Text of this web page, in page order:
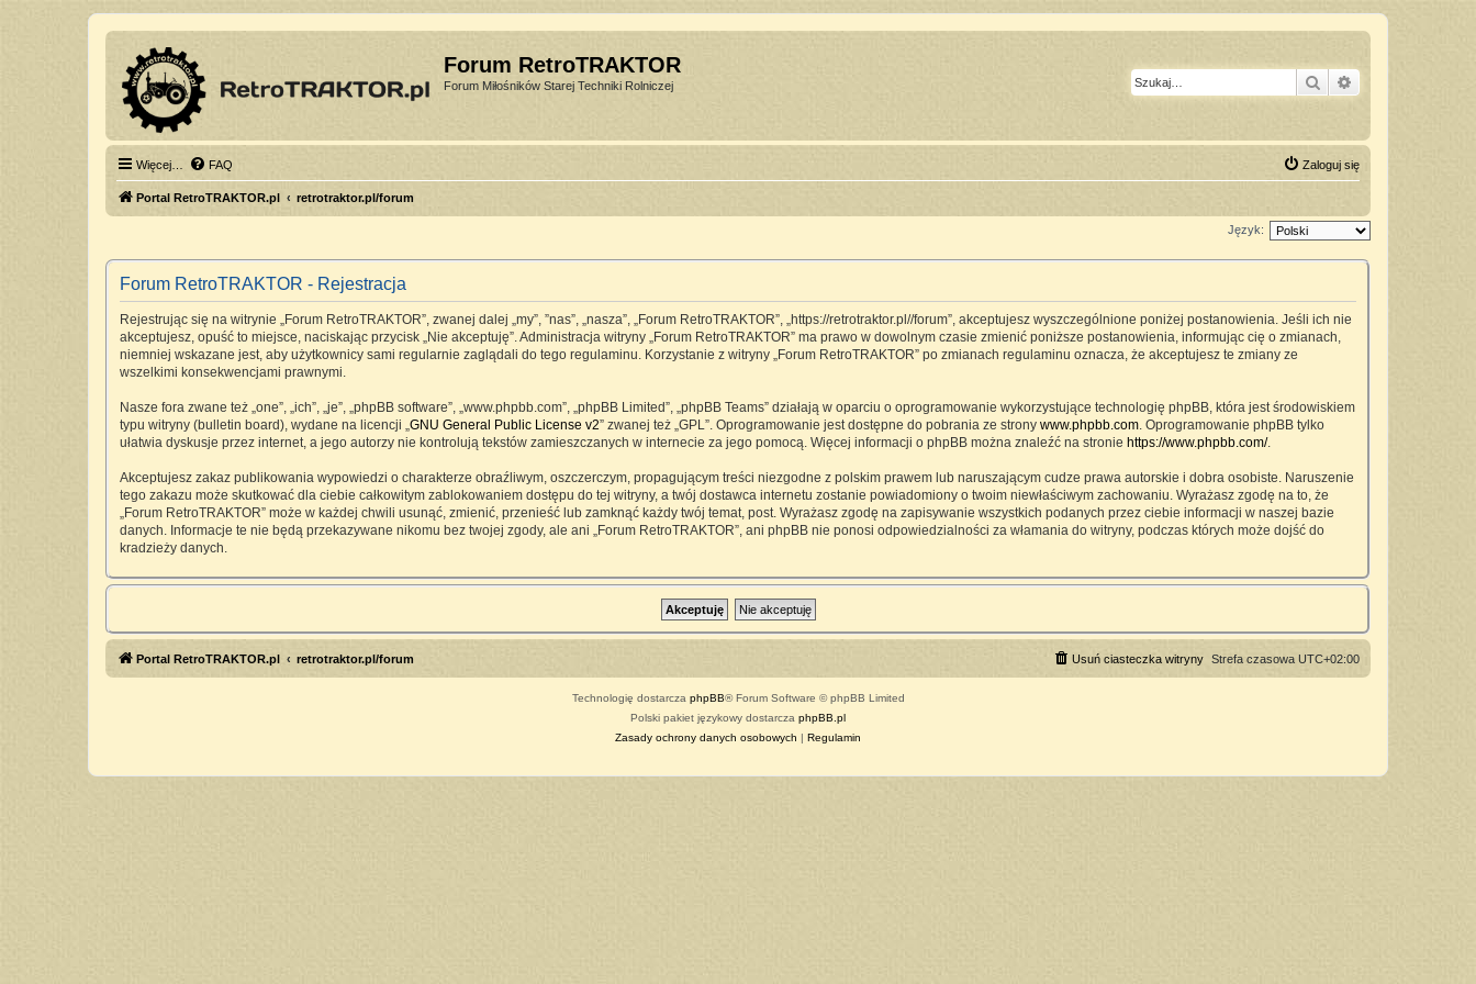
Forum RetroTRAKTOR
Forum Miłośników Starej Techniki Rolniczej Szukaj
Więcej… FAQ Zaloguj się
Portal RetroTRAKTOR.pl retrotraktor.pl/forum
Język:
Forum RetroTRAKTOR - Rejestracja
Rejestrując się na witrynie „Forum RetroTRAKTOR”, zwanej dalej „my”, ”nas”, „nasza”, „Forum RetroTRAKTOR”, „https://retrotraktor.pl//forum”, akceptujesz wyszczególnione poniżej postanowienia. Jeśli ich nie
akceptujesz, opuść to miejsce, naciskając przycisk „Nie akceptuję”. Administracja witryny „Forum RetroTRAKTOR” ma prawo w dowolnym czasie zmienić poniższe postanowienia, informując cię o zmianach,
niemniej wskazane jest, aby użytkownicy sami regularnie zaglądali do tego regulaminu. Korzystanie z witryny „Forum RetroTRAKTOR” po zmianach regulaminu oznacza, że akceptujesz te zmiany ze
wszelkimi konsekwencjami prawnymi.
Nasze fora zwane też „one”, „ich”, „je”, „phpBB software”, „www.phpbb.com”, „phpBB Limited”, „phpBB Teams” działają w oparciu o oprogramowanie wykorzystujące technologię phpBB, która jest środowiskiem
typu witryny (bulletin board), wydane na licencji „ GNU General Public License v2” zwanej też „GPL”. Oprogramowanie jest dostępne do pobrania ze strony www.phpbb.com . Oprogramowanie phpBB tylko
ułatwia dyskusje przez internet, a jego autorzy nie kontrolują tekstów zamieszczanych w internecie za jego pomocą. Więcej informacji o phpBB można znaleźć na stronie https://www.phpbb.com/.
Akceptujesz zakaz publikowania wypowiedzi o charakterze obraźliwym, oszczerczym, propagującym treści niezgodne z polskim prawem lub naruszającym cudze prawa autorskie i dobra osobiste. Naruszenie
tego zakazu może skutkować dla ciebie całkowitym zablokowaniem dostępu do tej witryny, a twój dostawca internetu zostanie powiadomiony o twoim niewłaściwym zachowaniu. Wyrażasz zgodę na to, że
„Forum RetroTRAKTOR” może w każdej chwili usunąć, zmienić, przenieść lub zamknąć każdy twój temat, post. Wyrażasz zgodę na zapisywanie wszystkich podanych przez ciebie informacji w naszej bazie
danych. Informacje te nie będą przekazywane nikomu bez twojej zgody, ale ani „Forum RetroTRAKTOR”, ani phpBB nie ponosi odpowiedzialności za włamania do witryny, podczas których może dojść do
kradzieży danych.
Portal RetroTRAKTOR.pl retrotraktor.pl/forum Strefa czasowa UTC+02:00
Usuń ciasteczka witryny
Technologię dostarcza phpBB® Forum Software © phpBB Limited
Polski pakiet językowy dostarcza phpBB.pl
Zasady ochrony danych osobowych | Regulamin